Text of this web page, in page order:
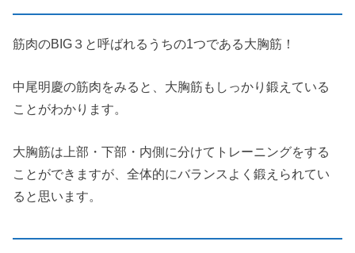
筋肉のBIG３と呼ばれるうちの1つである大胸筋！
中尾明慶の筋肉をみると、大胸筋もしっかり鍛えている
ことがわかります。
大胸筋は上部・下部・内側に分けてトレーニングをする
ことができますが、全体的にバランスよく鍛えられてい
ると思います。